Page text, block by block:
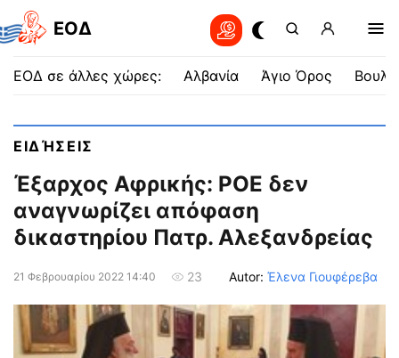
EOΔ
ΕΟΔ σε άλλες χώρες: Αλβανία Άγιο Όρος
ΕΙΔΉΣΕΙΣ
Έξαρχος Αφρικής: ΡOE δεν
αναγνωρίζει απόφαση
δικαστηρίου Πατρ. Αλεξανδρείας
21 Φεβρουαρίου 2022 14:40 23 Autor: Έλενα Γιουφέρεβα